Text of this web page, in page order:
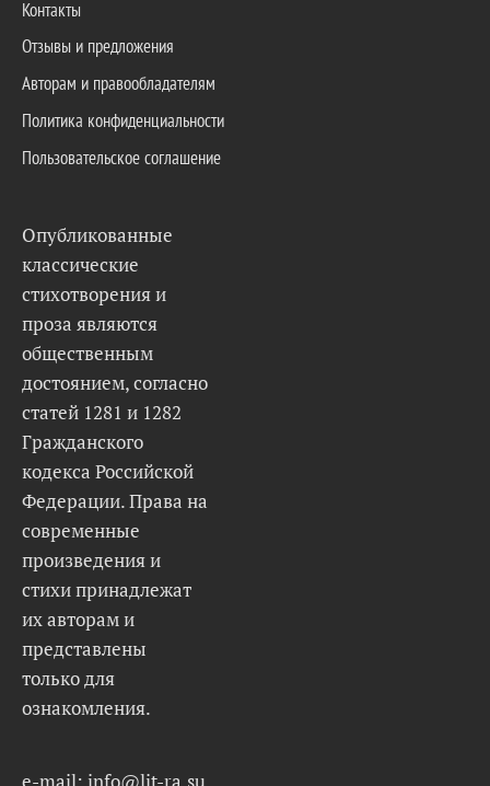
Контакты
Отзывы и предложения
Авторам и правообладателям
Политика конфиденциальности
Пользовательское соглашение
Опубликованные
классические
стихотворения и
проза являются
общественным
достоянием, согласно
статей 1281 и 1282
Гражданского
кодекса Российской
Федерации. Права на
современные
произведения и
стихи принадлежат
их авторам и
представлены
только для
ознакомления.